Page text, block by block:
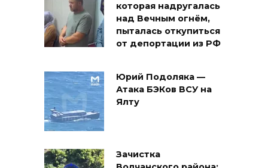
которая надругалась
над Вечным огнём,
пыталась откупиться
от депортации из РФ
Юрий Подоляка —
Атака БЭКов ВСУ на
Ялту
Зачистка